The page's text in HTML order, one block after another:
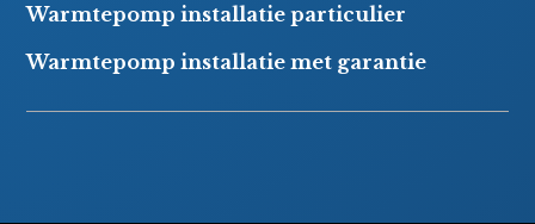
Warmtepomp installatie particulier
Warmtepomp installatie met garantie